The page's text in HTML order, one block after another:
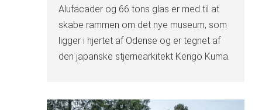
Alufacader og 66 tons glas er med til at
skabe rammen om det nye museum, som
ligger i hjertet af Odense og er tegnet af
den japanske stjernearkitekt Kengo Kuma.